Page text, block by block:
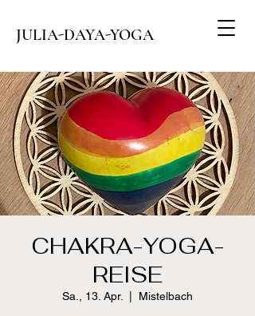
JULIA-DAYA-YOGA
CHAKRA-YOGA-
REISE
Sa., 13. Apr. Mistelbach